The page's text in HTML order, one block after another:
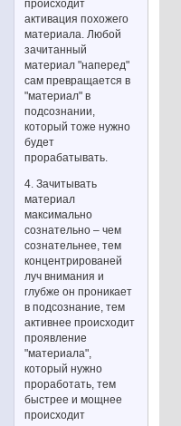
происходит
активация похожего
материала. Любой
зачитанный
материал "наперед"
сам превращается в
"материал" в
подсознании,
который тоже нужно
будет
прорабатывать.
4. Зачитывать
материал
максимально
сознательно – чем
сознательнее, тем
концентрированей
луч внимания и
глубже он проникает
в подсознание, тем
активнее происходит
проявление
"материала",
который нужно
проработать, тем
быстрее и мощнее
происходит